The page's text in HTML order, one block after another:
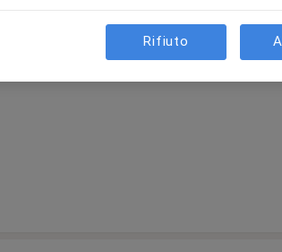
Non ci sono agende disponibili!
Chiedi di attivare le prenotazioni
Rifiuto